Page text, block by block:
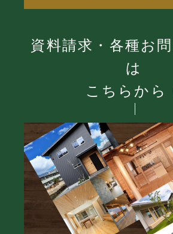
資料請求・各種お
は
こちらから